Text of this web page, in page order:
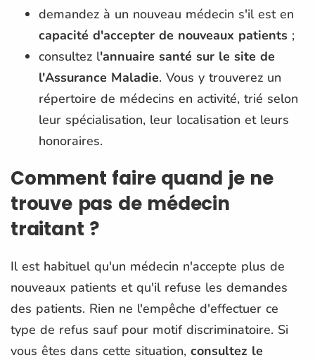
demandez à un nouveau médecin s'il est en
capacité d'accepter de nouveaux patients ;
consultez l'annuaire santé sur le site de
l'Assurance Maladie. Vous y trouverez un
répertoire de médecins en activité, trié selon
leur spécialisation, leur localisation et leurs
honoraires.
Comment faire quand je ne
trouve pas de médecin
traitant ?
Il est habituel qu'un médecin n'accepte plus de
nouveaux patients et qu'il refuse les demandes
des patients. Rien ne l'empêche d'effectuer ce
type de refus sauf pour motif discriminatoire. Si
vous êtes dans cette situation, consultez le